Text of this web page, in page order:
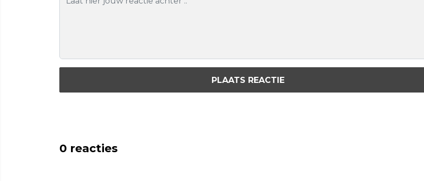
PLAATS REACTIE
0 reacties